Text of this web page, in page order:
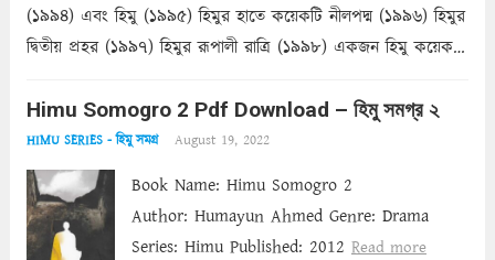
(১৯৯৪) এবং হিমু (১৯৯৫) হিমুর হাতে কয়েকটি নীলপদ্ম (১৯৯৬) হিমুর
দ্বিতীয় প্রহর (১৯৯৭) হিমুর রূপালী রাত্রি (১৯৯৮) একজন হিমু কয়েকটি
দিন (২০০২)...Read more
Himu Somogro 2 Pdf Download – হিমু সমগ্র ২
HIMU SERIES - হিমু সমগ্র August 19, 2022
Book Name: Himu Somogro 2
Author: Humayun Ahmed Genre: Drama
Series: Himu Published: 2012 Read more